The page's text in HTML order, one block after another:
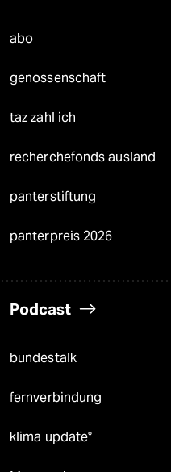
abo
genossenschaft
taz zahl ich
recherchefonds ausland
panterstiftung
panterpreis 2026
Podcast
bundestalk
fernverbindung
klima update°